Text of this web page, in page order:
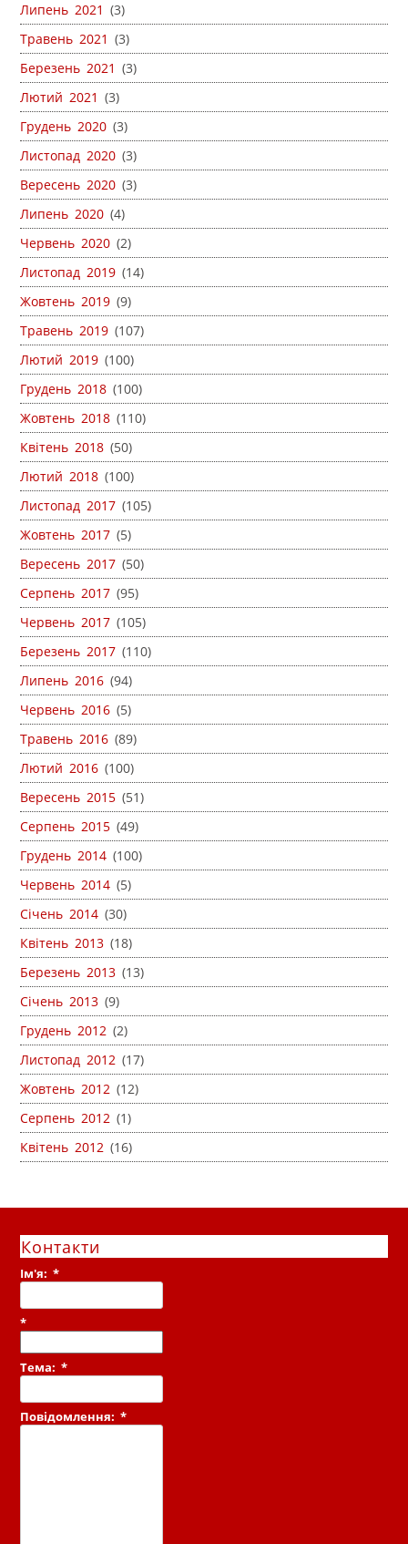
Липень 2021 (3)
Травень 2021 (3)
Березень 2021 (3)
Лютий 2021 (3)
Грудень 2020 (3)
Листопад 2020 (3)
Вересень 2020 (3)
Липень 2020 (4)
Червень 2020 (2)
Листопад 2019 (14)
Жовтень 2019 (9)
Травень 2019 (107)
Лютий 2019 (100)
Грудень 2018 (100)
Жовтень 2018 (110)
Квітень 2018 (50)
Лютий 2018 (100)
Листопад 2017 (105)
Жовтень 2017 (5)
Вересень 2017 (50)
Серпень 2017 (95)
Червень 2017 (105)
Березень 2017 (110)
Липень 2016 (94)
Червень 2016 (5)
Травень 2016 (89)
Лютий 2016 (100)
Вересень 2015 (51)
Серпень 2015 (49)
Грудень 2014 (100)
Червень 2014 (5)
Січень 2014 (30)
Квітень 2013 (18)
Березень 2013 (13)
Січень 2013 (9)
Грудень 2012 (2)
Листопад 2012 (17)
Жовтень 2012 (12)
Серпень 2012 (1)
Квітень 2012 (16)
Контакти
Ім'я:*
*
Тема:*
Повідомлення:*